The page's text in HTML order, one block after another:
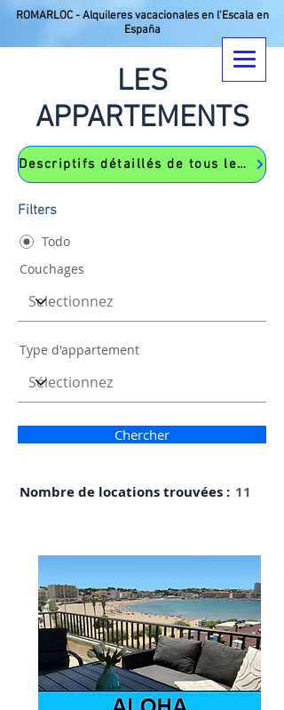
ROMARLOC - Alquileres vacacionales en l'Escala en
España
LES
APPARTEMENTS
Descriptifs détaillés de tous les appartements
Filters
Todo
Couchages
Type d'appartement
Chercher
Nombre de locations trouvées : 11